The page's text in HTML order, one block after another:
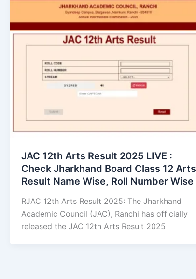
JAC 12th Arts Result 2025 LIVE :
Check Jharkhand Board Class 12 Arts
Result Name Wise, Roll Number Wise
RJAC 12th Arts Result 2025: The Jharkhand
Academic Council (JAC), Ranchi has officially
released the JAC 12th Arts Result 2025